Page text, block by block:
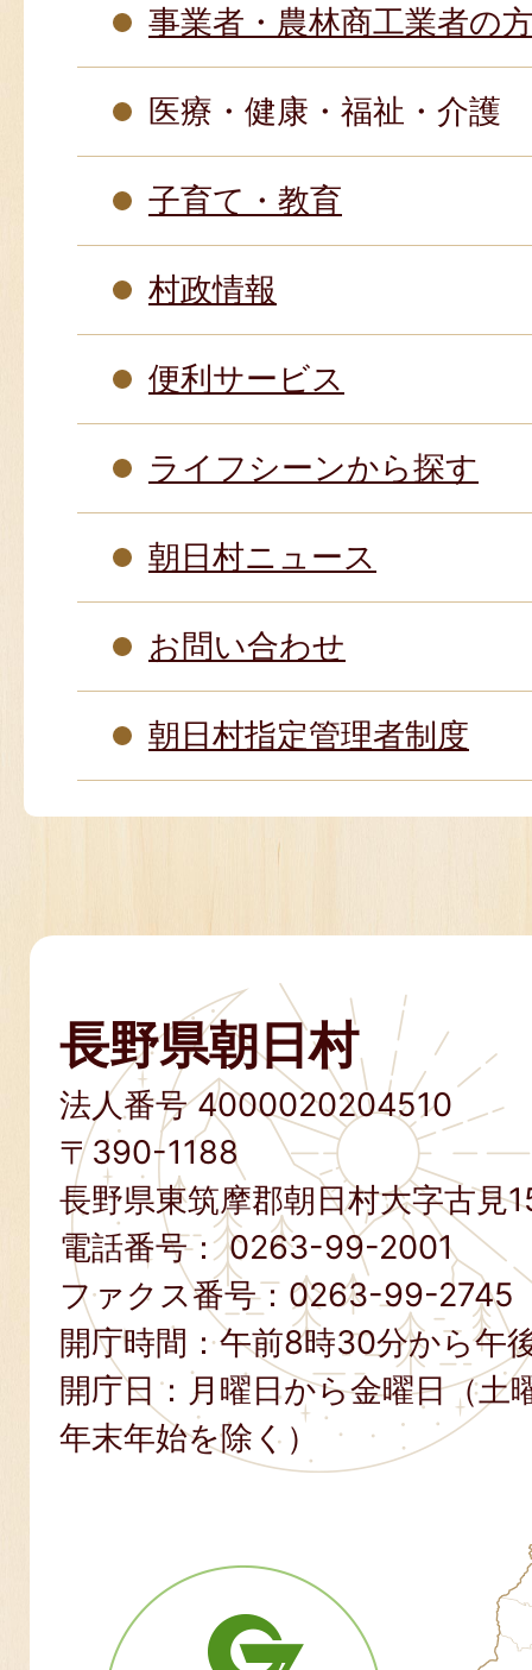
事業者・農林商工業者の
医療・健康・福祉・介護
子育て・教育
村政情報
便利サービス
ライフシーンから探す
朝日村ニュース
お問い合わせ
朝日村指定管理者制度
長野県朝日村
法人番号 4000020204510
〒390-1188
長野県東筑摩郡朝日村大字古見
電話番号：0263-99-2001
ファクス番号： 0263-99-2745
開庁時間：午前8時30分から午
開庁日：月曜日から金曜日（土
年末年始を除く）